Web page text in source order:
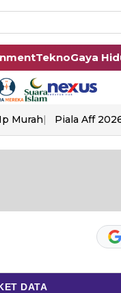
TeknoGaya
Murah Piala Aff
DATA